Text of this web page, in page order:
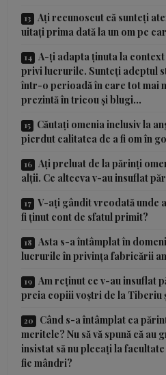
Ați recunoscut că sunteți
uitați prima dată la un om pe
A-ți adapta ținuta la
privi lucrurile. Sunteți adeptul
într-o perioadă în care tot mai
prezintă în tricou și blugi…
Căutați omenia inclusiv la
pierdut calitatea de a fi om în
Ați preluat de la părinți
alții. Ce altceva v-au insuflat
V-ați gândit vreodată unde
fi ținut cont de sfatul primit?
Asta s-a întâmplat în
lucrurile în privința fabricării
Am reținut ce v-au insuflat
preia copiii voștri de la Tiberiu
Când s-a întâmplat ca
meritele? Nu să vă spună că au
insistat să nu plecați la
fie mândri?